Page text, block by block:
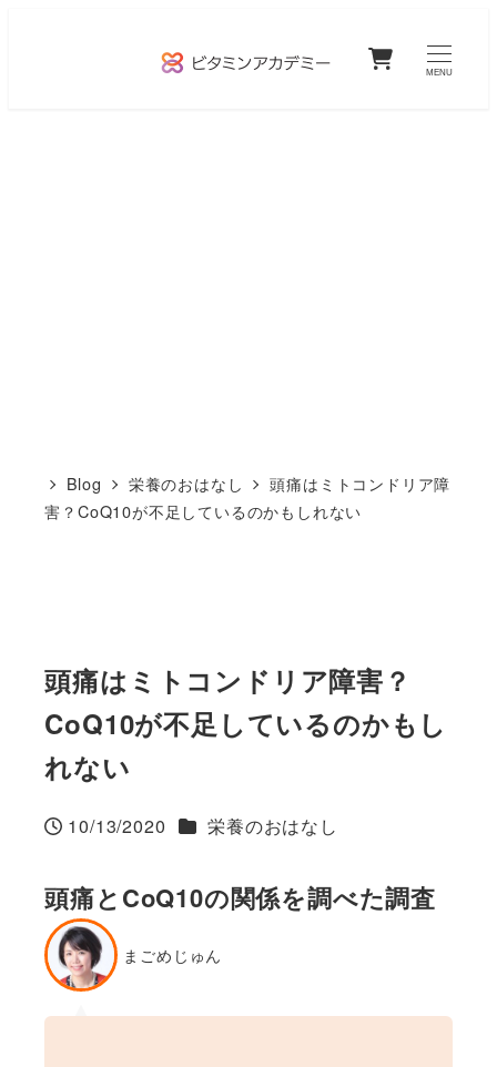
0
MENU
Blog 栄養のおはなし
頭痛はミトコンドリア障
害？CoQ10が不足しているのかもしれない
頭痛はミトコンドリア障害？
CoQ10が不足しているのかもし
れない
投稿日
10/13/2020 カテゴリー
栄養のおはなし
頭痛とCoQ10の関係を調べた調査
まごめじゅん